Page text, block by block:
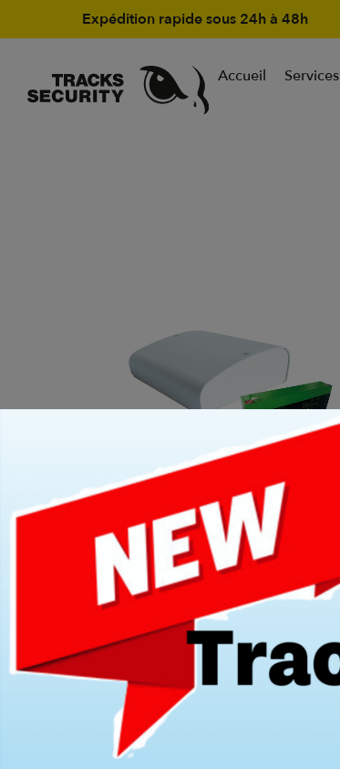
Expédition rapide sous 24h à 48h
Accueil Services